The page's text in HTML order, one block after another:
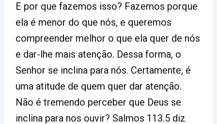
E por que fazemos isso? Fazemos porque
ela é menor do que nós, e queremos
compreender melhor o que ela quer de nós
e dar-lhe mais atenção. Dessa forma, o
Senhor se inclina para nós. Certamente, é
uma atitude de quem quer dar atenção.
Não é tremendo perceber que Deus se
inclina para nos ouvir? Salmos 113.5 diz